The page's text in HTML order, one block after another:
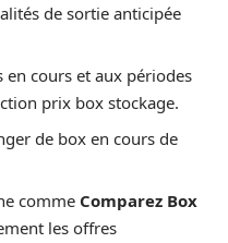
de sortie anticipée
cours et aux périodes
prix box stockage.
de box en cours de
comme Comparez Box
les offres